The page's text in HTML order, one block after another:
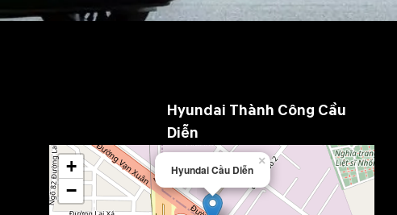
Hyundai Thành Công Cầu
Diễn
Hyundai Cầu Diễn
×
+
−